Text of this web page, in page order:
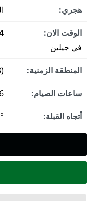
هجري:
الوقت الان:
في جيلين
المنطقة الزمنية:
ساعات الصيام:
أتجاه القبلة: